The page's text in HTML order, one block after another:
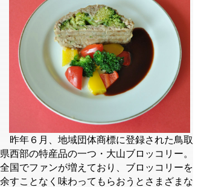
昨年６月、地域団体商標に登録された鳥取
県西部の特産品の一つ・大山ブロッコリー。
全国でファンが増えており、ブロッコリーを
余すことなく味わってもらおうとさまざまな